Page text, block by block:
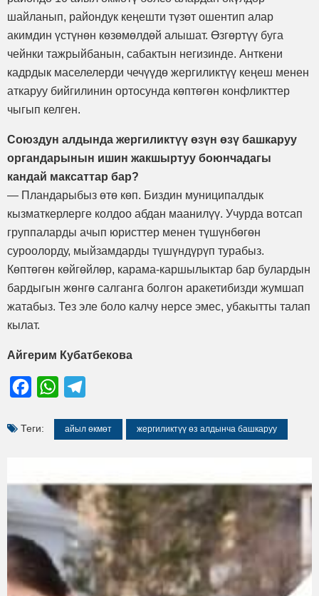
шайланып, райондук кеңешти түзөт ошентип алар
акимдин үстүнөн көзөмөлдөй алышат. Өзгөртүү буга
чейнки тажрыйбанын, сабактын негизинде. Анткени
кадрдык маселелерди чечүүдө жергиликтүү кеңеш менен
аткаруу бийгилинин ортосунда көптөгөн конфликттер
чыгып келген.
Союздун алдында жергиликтүү өзүн өзү башкаруу
органдарынын ишин жакшыртуу боюнчадагы
кандай максаттар бар?
— Пландарыбыз өтө көп. Биздин муниципалдык
кызматкерлерге колдоо абдан маанилүү. Учурда вотсап
группаларды ачып юристтер менен түшүнбөгөн
суроолорду, мыйзамдарды түшүндүрүп турабыз.
Көптөгөн көйгөйлөр, карама-каршылыктар бар булардын
бардыгын жөнгө салганга болгон аракетибизди жумшап
жатабыз. Тез эле боло калчу нерсе эмес, убакытты талап
кылат.
Айгерим Кубатбекова
FacebookWhatsApp
Теги: айыл өкмөт жергиликтүү өз алдынча башкаруу